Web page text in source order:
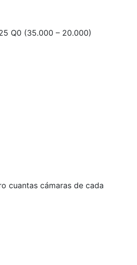
Q0 (35.000 – 20.000)
cuantas cámaras de cada